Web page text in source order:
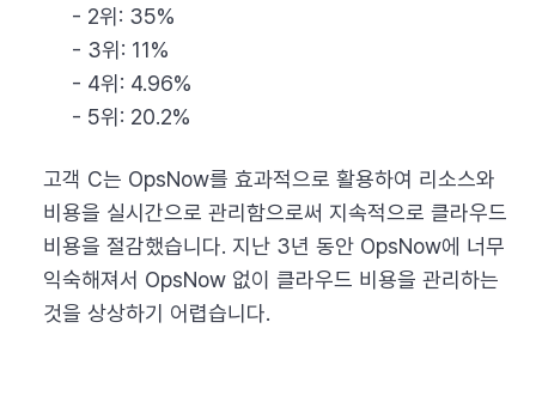
- 2위: 35%
- 3위: 11%
- 4위: 4.96%
- 5위: 20.2%
고객 C는 OpsNow를 효과적으로 활용하여 리소스와
비용을 실시간으로 관리함으로써 지속적으로 클라우드
비용을 절감했습니다. 지난 3년 동안 OpsNow에 너무
익숙해져서 OpsNow 없이 클라우드 비용을 관리하는
것을 상상하기 어렵습니다.